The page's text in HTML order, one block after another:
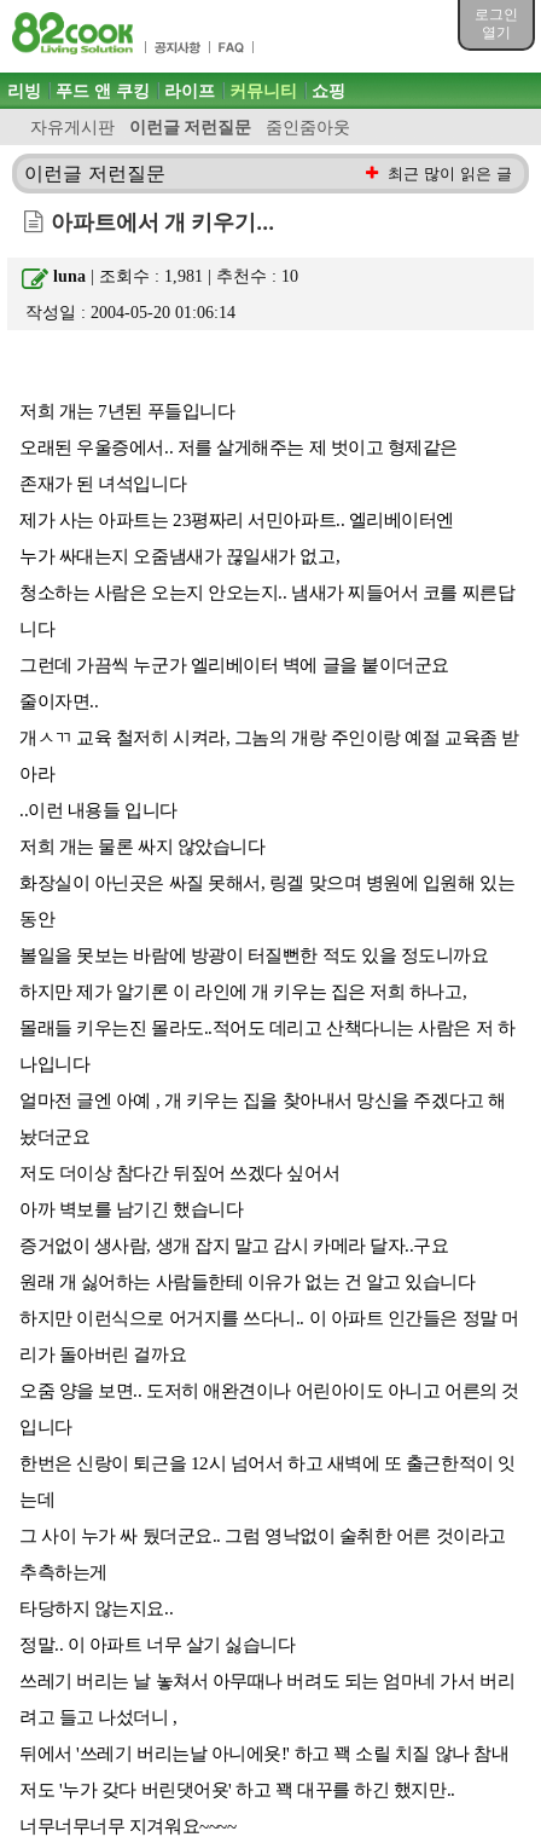
로그인
열기
목차
주메뉴 바로가기
컨텐츠 바로가기
검색 바로가기
로그인 바로가기
주메뉴
리빙 푸드 앤 쿠킹 라이프 커뮤니티
자유게시판 이런글 저런질문 줌인줌아웃
쇼핑
이런글 저런질문 최근 많이 읽은 글
아파트에서 개 키우기...
luna | 조회수 : 1,981 | 추천수 : 10
작성일 : 2004-05-20 01:06:14
저희 개는 7년된 푸들입니다
오래된 우울증에서.. 저를 살게해주는 제 벗이고 형제같은
존재가 된 녀석입니다
제가 사는 아파트는 23평짜리 서민아파트.. 엘리베이터엔
누가 싸대는지 오줌냄새가 끊일새가 없고,
청소하는 사람은 오는지 안오는지.. 냄새가 찌들어서 코를 찌른답
니다
그런데 가끔씩 누군가 엘리베이터 벽에 글을 붙이더군요
줄이자면..
개ㅅㄲ 교육 철저히 시켜라, 그놈의 개랑 주인이랑 예절 교육좀 받
아라
..이런 내용들 입니다
저희 개는 물론 싸지 않았습니다
화장실이 아닌곳은 싸질 못해서, 링겔 맞으며 병원에 입원해 있는
동안
볼일을 못보는 바람에 방광이 터질뻔한 적도 있을 정도니까요
하지만 제가 알기론 이 라인에 개 키우는 집은 저희 하나고,
몰래들 키우는진 몰라도..적어도 데리고 산책다니는 사람은 저 하
나입니다
얼마전 글엔 아예 , 개 키우는 집을 찾아내서 망신을 주겠다고 해
놨더군요
저도 더이상 참다간 뒤짚어 쓰겠다 싶어서
아까 벽보를 남기긴 했습니다
증거없이 생사람, 생개 잡지 말고 감시 카메라 달자..구요
원래 개 싫어하는 사람들한테 이유가 없는 건 알고 있습니다
하지만 이런식으로 어거지를 쓰다니.. 이 아파트 인간들은 정말 머
리가 돌아버린 걸까요
오줌 양을 보면.. 도저히 애완견이나 어린아이도 아니고 어른의 것
입니다
한번은 신랑이 퇴근을 12시 넘어서 하고 새벽에 또 출근한적이 잇
는데
그 사이 누가 싸 뒀더군요.. 그럼 영낙없이 술취한 어른 것이라고
추측하는게
타당하지 않는지요..
정말.. 이 아파트 너무 살기 싫습니다
쓰레기 버리는 날 놓쳐서 아무때나 버려도 되는 엄마네 가서 버리
려고 들고 나섰더니 ,
뒤에서 '쓰레기 버리는날 아니에욧!' 하고 꽥 소릴 치질 않나 참내
저도 '누가 갖다 버린댓어욧' 하고 꽥 대꾸를 하긴 했지만..
너무너무너무 지겨워요~~~~